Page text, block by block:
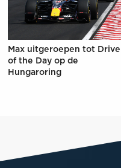
Max uitgeroepen tot
of the Day op de
Hungaroring